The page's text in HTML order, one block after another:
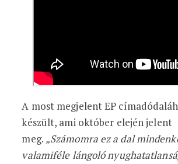
A most megjelent EP
készült, ami október elején jelent
meg. „Számomra ez a dal
valamiféle lángoló